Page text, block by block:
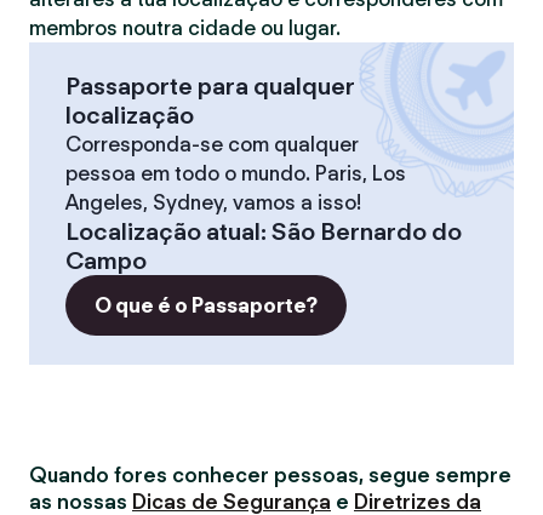
membros noutra cidade ou lugar.
Passaporte para qualquer
localização
Corresponda-se com qualquer
pessoa em todo o mundo. Paris, Los
Angeles, Sydney, vamos a isso!
Localização atual: São Bernardo do
Campo
O que é o Passaporte?
Quando fores conhecer pessoas, segue sempre
as nossas Dicas de Segurança e Diretrizes da